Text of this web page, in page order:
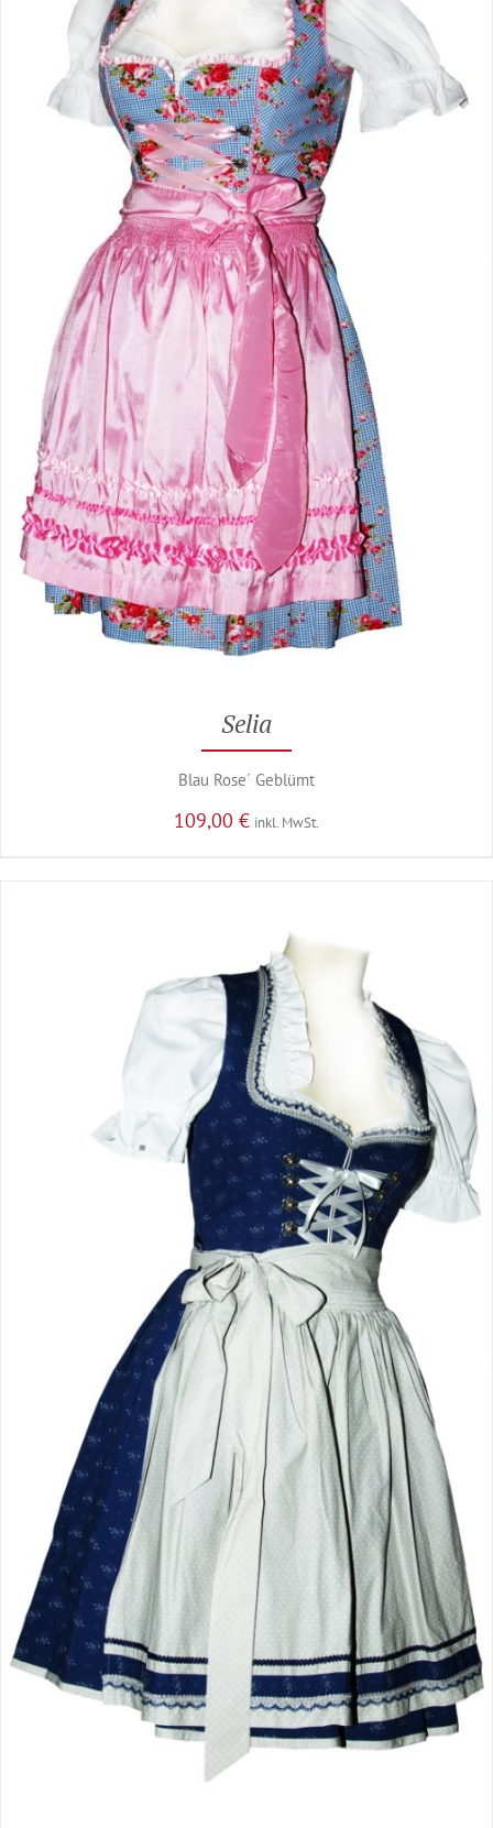
Selia
Blau Rose´ Geblümt
109,00 € inkl. MwSt.